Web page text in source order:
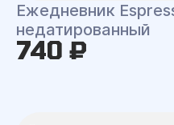
Ежедневник
недатированный
740 ₽